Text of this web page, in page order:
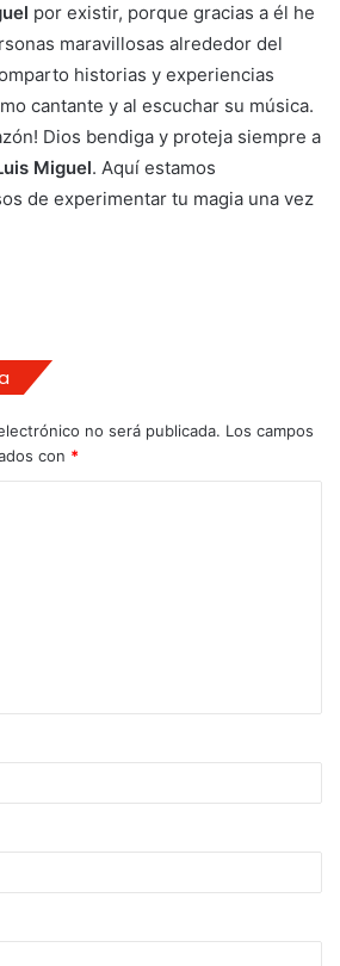
por existir, porque gracias a él he
maravillosas alrededor del
historias y experiencias
cantante y al escuchar su música.
Dios bendiga y proteja siempre a
Miguel. Aquí estamos
de experimentar tu magia una vez
no será publicada. Los campos
con *